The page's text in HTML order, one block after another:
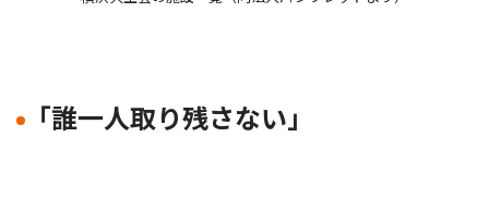
｢誰一人取り残さない｣